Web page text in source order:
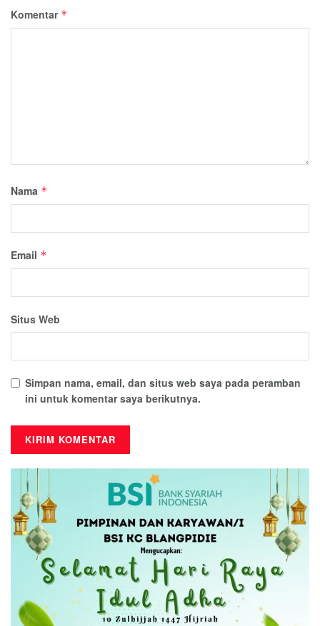
Komentar *
Nama *
Email *
Situs Web
Simpan nama, email, dan situs web saya pada peramban
ini untuk komentar saya berikutnya.